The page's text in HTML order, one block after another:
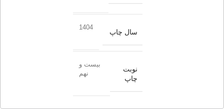
سال چاپ
1404
نوبت
چاپ
بیست و
نهم